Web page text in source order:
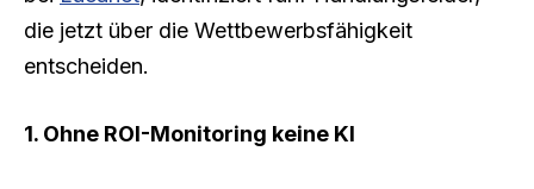
die jetzt über die Wettbewerbsfähigkeit
entscheiden.
1. Ohne ROI-Monitoring keine KI